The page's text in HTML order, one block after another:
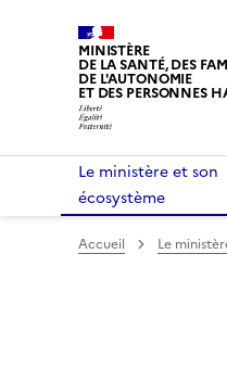
MINISTÈRE
DE LA SANTÉ, DES
DE L'AUTONOMIE
ET DES PERSONNES
Le ministère et son
écosystème
Accueil Le